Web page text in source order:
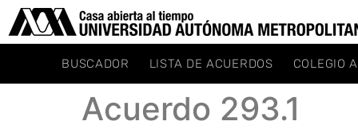
BUSCADOR LISTA DE ACUERDOS COLEGIO
Acuerdo 293.1